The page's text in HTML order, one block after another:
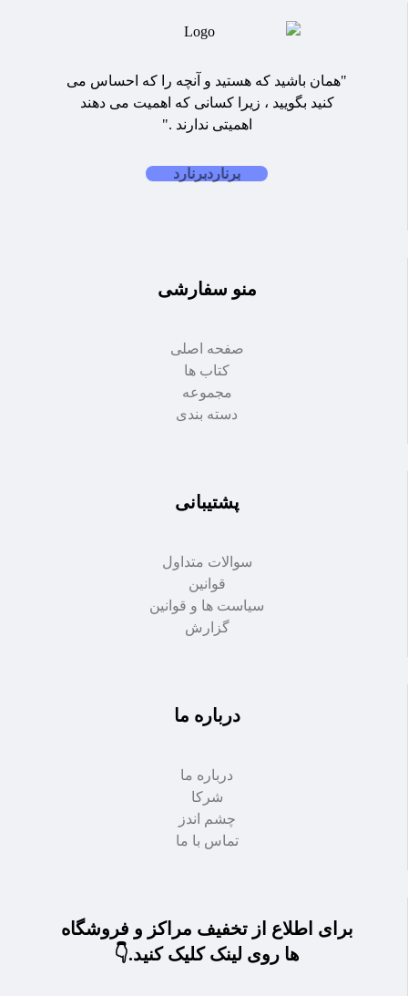
"همان باشید که هستید و آنچه را که احساس می
کنید بگویید ، زیرا کسانی که اهمیت می دهند
اهمیتی ندارند ."
برناردبرنارد
منو سفارشی
صفحه اصلی
کتاب ها
مجموعه
دسته بندی
پشتیبانی
سوالات متداول
قوانین
سیاست ها و قوانین
گزارش
درباره ما
درباره ما
شرکا
چشم اندز
تماس با ما
برای اطلاع از تخفیف مراکز و فروشگاه
ها روی لینک کلیک کنید.👇